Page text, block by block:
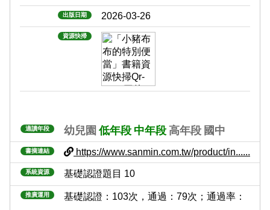
出版日期 2026-03-26
資源快掃
適讀年段 幼兒園 低年段 中年段 高年段 國中
書摘連結 https://www.sanmin.com.tw/product/in......
系統資源 基礎認證題目 10
推廣運用 基礎認證：103次，通過：79次；通過率：